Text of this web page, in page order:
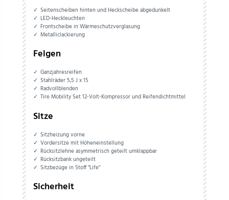
Seitenscheiben hinten und Heckscheibe abgedunkelt
LED-Heckleuchten
Frontscheibe in Wärmeschutzverglasung
Metalliclackierung
Felgen
Ganzjahresreifen
Stahlräder 5,5 J x 15
Radvollblenden
Tire Mobility Set 12-Volt-Kompressor und Reifendichtmittel
Sitze
Sitzheizung vorne
Vordersitze mit Höheneinstellung
Rücksitzlehne asymmetrisch geteilt umklappbar
Rücksitzbank ungeteilt
Sitzbezüge in Stoff "Life"
Sicherheit